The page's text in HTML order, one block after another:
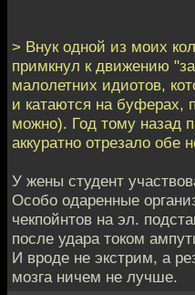
> Внук одной из моих
примкнул к движению
малолетних идиотов,
и катаются на буферах,
можно). Год тому назад
аккуратно отрезало обе
У жены студент
Особо одаренные
чекпойнтов на эл.
после удара током
И вроде не экстрим, а
мозга ничем не лучше.